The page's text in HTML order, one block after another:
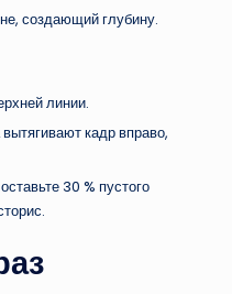
создающий глубину.
линии.
кадр вправо,
30 % пустого